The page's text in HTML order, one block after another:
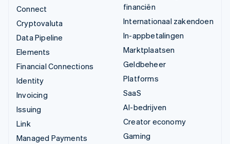
Connect
Cryptovaluta
Data Pipeline
Elements
Financial Connections
Identity
Invoicing
Issuing
Link
Managed Payments
financiën
Internationaal zakendoen
In-appbetalingen
Marktplaatsen
Geldbeheer
Platforms
SaaS
AI-bedrijven
Creator economy
Gaming